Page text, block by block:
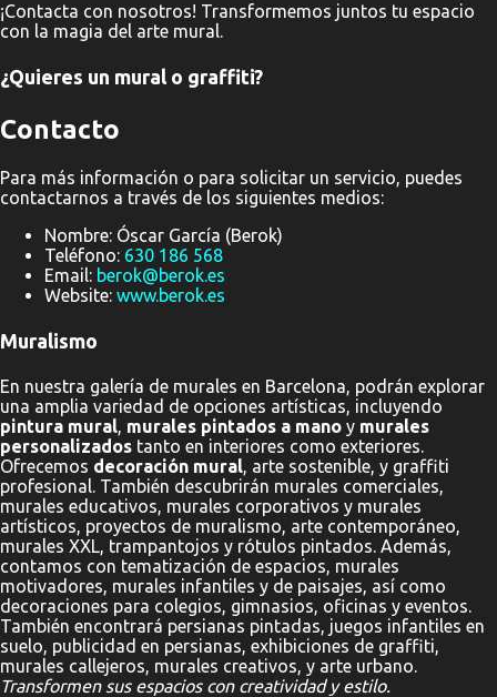
¡Contacta con nosotros! Transformemos juntos tu espacio
con la magia del arte mural.
¿Quieres un mural o graffiti?
Contacto
Para más información o para solicitar un servicio, puedes
contactarnos a través de los siguientes medios:
Nombre: Óscar García (Berok)
Teléfono: 630 186 568
Email: berok@berok.es
Website: www.berok.es
Muralismo
En nuestra galería de murales en Barcelona, podrán explorar
una amplia variedad de opciones artísticas, incluyendo
pintura mural, murales pintados a mano y murales
personalizados tanto en interiores como exteriores.
Ofrecemos decoración mural, arte sostenible, y graffiti
profesional. También descubrirán murales comerciales,
murales educativos, murales corporativos y murales
artísticos, proyectos de muralismo, arte contemporáneo,
murales XXL, trampantojos y rótulos pintados. Además,
contamos con tematización de espacios, murales
motivadores, murales infantiles y de paisajes, así como
decoraciones para colegios, gimnasios, oficinas y eventos.
También encontrará persianas pintadas, juegos infantiles en
suelo, publicidad en persianas, exhibiciones de graffiti,
murales callejeros, murales creativos, y arte urbano.
Transformen sus espacios con creatividad y estilo.